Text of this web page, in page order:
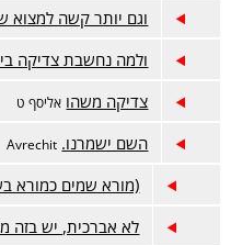
וגם יותר קשה למצוא
ולמה נחשבת צדיקה
צדיקה משהו אליסף ט
השם ישמרנו. Avrechit
(מורא שמים כמורא
לא אברכית, יש בזה